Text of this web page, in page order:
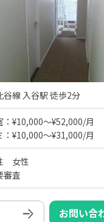
谷線 入谷駅 徒歩2分
：¥10,000～¥52,000/月
：¥10,000～¥31,000/月
女性
審査
お問い合